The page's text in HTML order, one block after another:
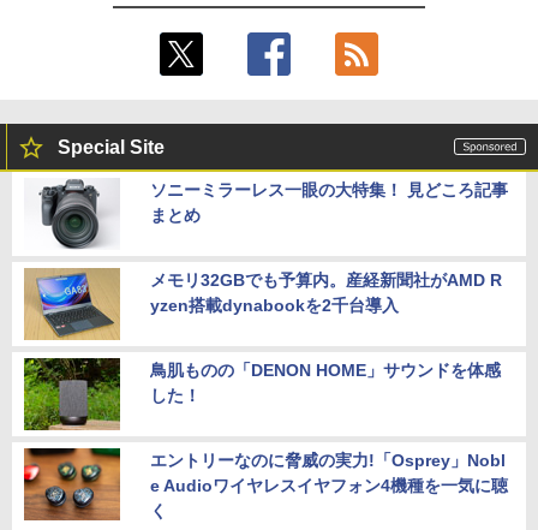
Special Site
ソニーミラーレス一眼の大特集！ 見どころ記事
まとめ
メモリ32GBでも予算内。産経新聞社がAMD R
yzen搭載dynabookを2千台導入
鳥肌ものの「DENON HOME」サウンドを体感
した！
エントリーなのに脅威の実力!「Osprey」Nobl
e Audioワイヤレスイヤフォン4機種を一気に聴
く